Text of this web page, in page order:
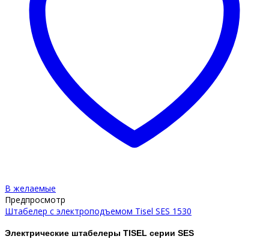
В желаемые
Предпросмотр
Штабелер с электроподъемом Tisel SES 1530
Электрические штабелеры TISEL серии SES